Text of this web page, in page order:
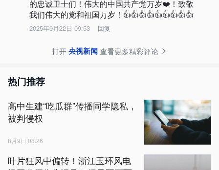
的忠诚卫士们！伟大的中国共产党万岁❤️！致敬
我们伟大的党和祖国万岁！👍👍👍👍👍👍👍👍👍
2025年9月22日 09:53 回复
打开央视新闻查看更多精彩评论
热门推荐
高中生建“吃瓜群”传播同学隐私，
被判侵权
8月9日 08:26
叶片狂风中偏转！浙江玉环风电